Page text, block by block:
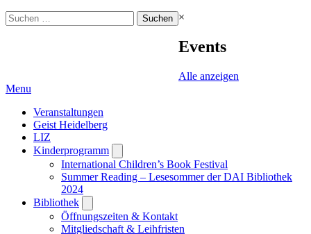
Suchen
nach:
×
Events
Alle anzeigen
Menu
Veranstaltungen
Geist Heidelberg
LIZ
Kinderprogramm
submenu
International Children’s Book Festival
Summer Reading – Lesesommer der DAI Bibliothek
2024
Bibliothek
submenu
Öffnungszeiten & Kontakt
Mitgliedschaft & Leihfristen